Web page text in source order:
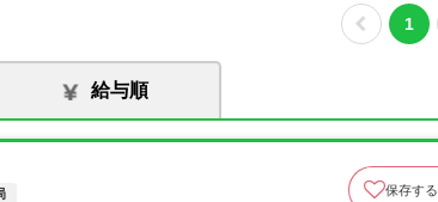
1
給与順
保存する